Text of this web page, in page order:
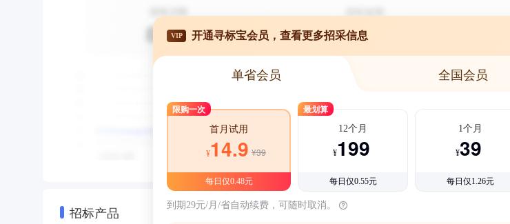
招标产品
VIP 开通寻标宝会员，查看更多招采信息
单省会员 全国会员
限购一次
首月试用
¥14.9 ¥39
每日仅0.48元
最划算
12个月
¥199
每日仅0.55元
1个月
¥39
每日仅1.26元
到期29元/月/省自动续费，可随时取消。